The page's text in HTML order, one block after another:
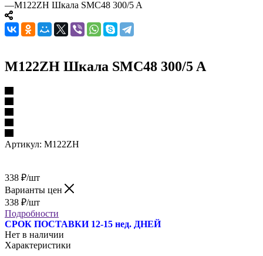
—M122ZH Шкала SMC48 300/5 A
M122ZH Шкала SMC48 300/5 A
Артикул: M122ZH
338 ₽/шт
Варианты цен
338 ₽/шт
Подробности
СРОК ПОСТАВКИ 12-15 нед. ДНЕЙ
Нет в наличии
Характеристики